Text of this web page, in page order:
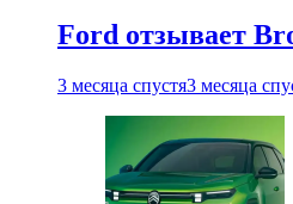
Ford отзывает
3 месяца спустя3 месяца